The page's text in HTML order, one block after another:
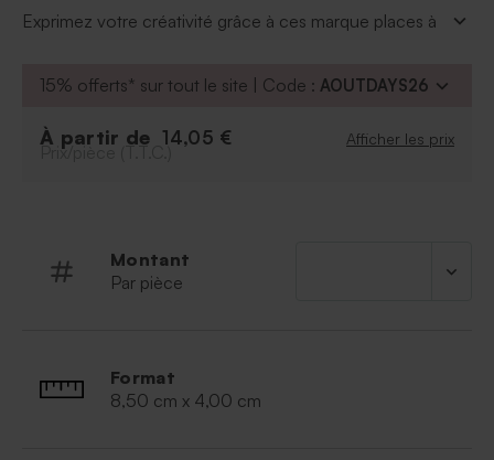
Exprimez votre créativité grâce à ces marque places à
15% offerts* sur tout le site | Code : AOUTDAYS26
À partir de 14,05 € Afficher les prix
Prix/pièce (T.T.C.)
Montant
Par pièce
Format
8,50 cm x 4,00 cm